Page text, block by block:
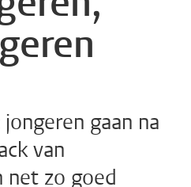
gaan na
van
net zo goed